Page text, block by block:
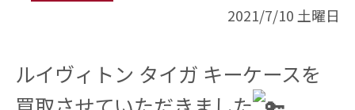
2021/7/10 土曜日
ルイヴィトン タイガ キーケースを